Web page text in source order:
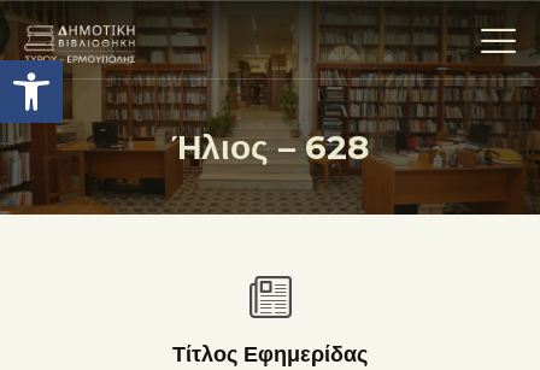
Ανοίξτε τη γραμμή εργαλείων
Ήλιος – 628
Η ΒΙΒΛΙΟΘΗΚΗ
ΟΙ ΣΥΛΛΟΓΈΣ
Τίτλος Εφημερίδας